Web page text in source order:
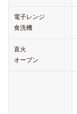
電子レンジ
食洗機
直火
オーブン